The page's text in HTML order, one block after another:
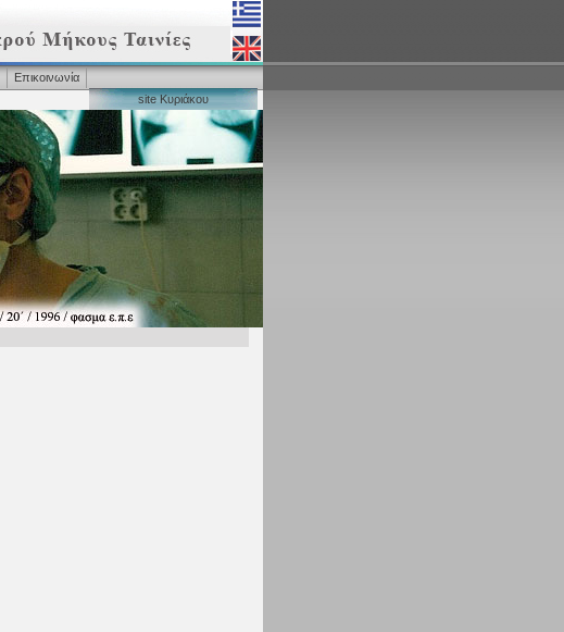
Επικοινωνία
site Κυριάκου